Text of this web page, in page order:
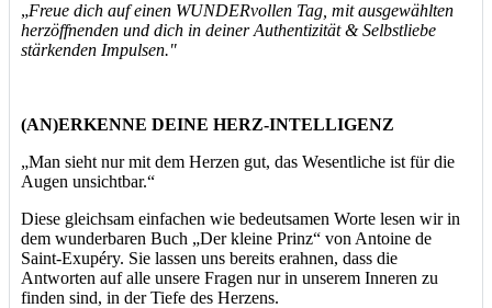
„Freue dich auf einen WUNDERvollen Tag, mit ausgewählten
herzöffnenden und dich in deiner Authentizität & Selbstliebe
stärkenden Impulsen."
(AN)ERKENNE DEINE HERZ-INTELLIGENZ
„Man sieht nur mit dem Herzen gut, das Wesentliche ist für die
Augen unsichtbar.“
Diese gleichsam einfachen wie bedeutsamen Worte lesen wir in
dem wunderbaren Buch „Der kleine Prinz“ von Antoine de
Saint-Exupéry. Sie lassen uns bereits erahnen, dass die
Antworten auf alle unsere Fragen nur in unserem Inneren zu
finden sind, in der Tiefe des Herzens.